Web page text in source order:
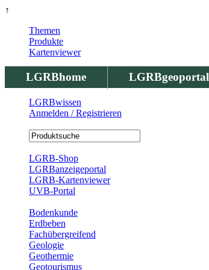
↑
LGRBhome LGRBgeoportal
Themen
Produkte
Kartenviewer
LGRBwissen
Anmelden / Registrieren
LGRB-Shop
LGRBanzeigeportal
LGRB-Kartenviewer
UVB-Portal
Bodenkunde
Erdbeben
Fachübergreifend
Geologie
Geothermie
Geotourismus